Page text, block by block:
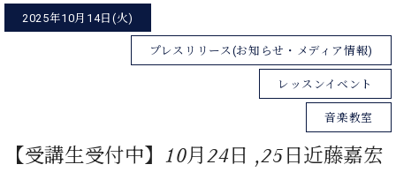
わ
2025年10月14日(火)
プレスリリース(お知らせ・メディア情報)
レッスンイベント
音楽教室
【受講生受付中】10月24日 ,25日近藤嘉宏